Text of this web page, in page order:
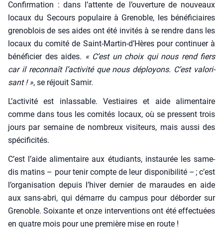
Confir­ma­tion : dans l’attente de l’ouverture de nou­veaux
locaux du Secours popu­laire à Gre­noble, les béné­fi­ciaires
gre­no­blois de ses aides ont été invi­tés à se rendre dans les
locaux du comi­té de Saint-Martin‑d’Hères pour conti­nuer à
béné­fi­cier des aides. « C’est un choix qui nous rend fiers
car il recon­naît l’activité que nous déployons. C’est valo­ri­
sant ! », se réjouit Samir.
L’activité est inlas­sable. Ves­tiaires et aide ali­men­taire
comme dans tous les comi­tés locaux, où se pressent trois
jours par semaine de nom­breux visi­teurs, mais aus­si des
spé­ci­fi­ci­tés.
C’est l’aide ali­men­taire aux étu­diants, ins­tau­rée les same­
dis matins – pour tenir compte de leur dis­po­ni­bi­li­té – ; c’est
l’organisation depuis l’hiver der­nier de maraudes en aide
aux sans-abri, qui démarre du cam­pus pour débor­der sur
Gre­noble. Soixante et onze inter­ven­tions ont été effec­tuées
en quatre mois pour une pre­mière mise en route !